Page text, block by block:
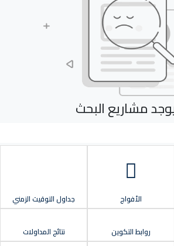
مشاريع البحث
الأفواج جداول التوقيت الزمني
روابط التكوين نتائج المداولات